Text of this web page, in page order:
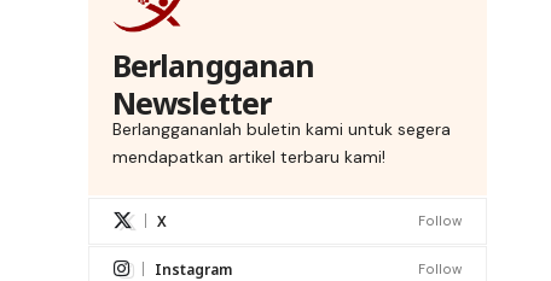
Berlangganan
Newsletter
Berlanggananlah buletin kami untuk segera
mendapatkan artikel terbaru kami!
X Follow
Instagram Follow